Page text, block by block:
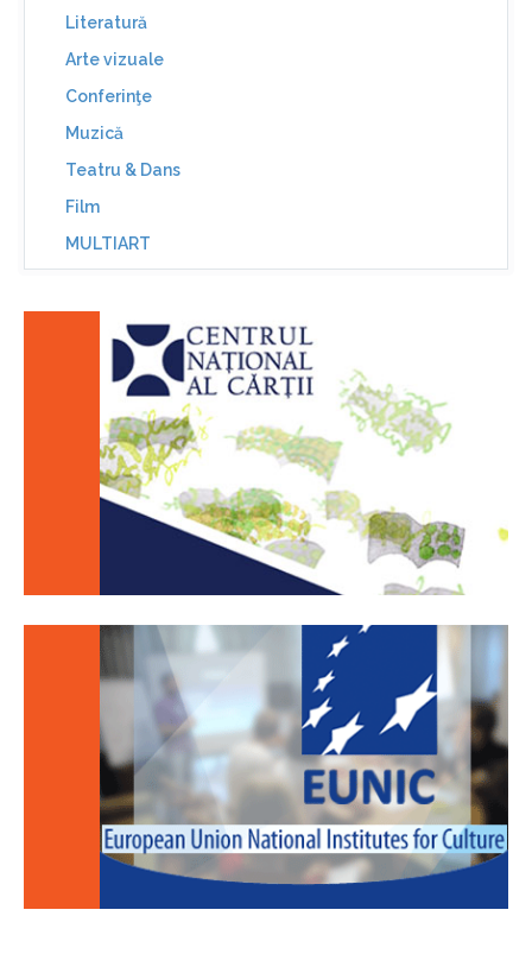
Literatură
Arte vizuale
Conferinţe
Muzică
Teatru & Dans
Film
MULTIART